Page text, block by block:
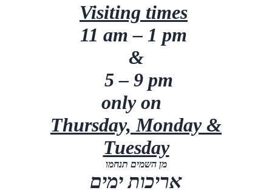
Visiting times
11 am – 1 pm
&
5 – 9 pm
only on
Thursday, Monday &
Tuesday
מן השמים תנחמו
אריכות ימים